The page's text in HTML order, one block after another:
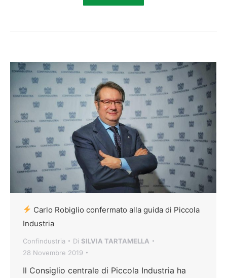
Carlo Robiglio confermato alla guida di Piccola
Industria
Confindustria Di SILVIA TARTAMELLA
28 Novembre 2019
Il Consiglio centrale di Piccola Industria ha